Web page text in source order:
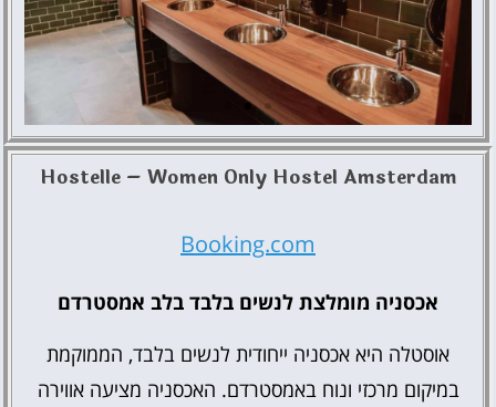
Durty
Hostelle – Women Only Hostel Amsterdam
Booking.com
אכסניה מומלצת לנשים בלבד בלב אמסטרדם
אוסטלה היא אכסניה ייחודית לנשים בלבד, הממוקמת
במיקום מרכזי ונוח באמסטרדם. האכסניה מציעה אווירה